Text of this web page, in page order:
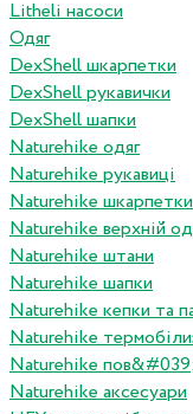
Litheli насоси
Одяг
DexShell шкарпетки
DexShell рукавички
DexShell шапки
Naturehike одяг
Naturehike рукавиці
Naturehike шкарпетки
Naturehike верхній
Naturehike штани
Naturehike шапки
Naturehike кепки та
Naturehike
Naturehike
Naturehike аксесуари